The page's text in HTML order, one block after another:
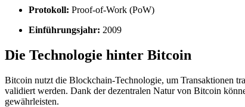
Protokoll: Proof-of-Work (PoW)
Einführungsjahr: 2009
Die Technologie hinter Bitcoin
Bitcoin nutzt die Blockchain-Technologie, um Transaktionen
validiert werden. Dank der dezentralen Natur von Bitcoin
gewährleisten.